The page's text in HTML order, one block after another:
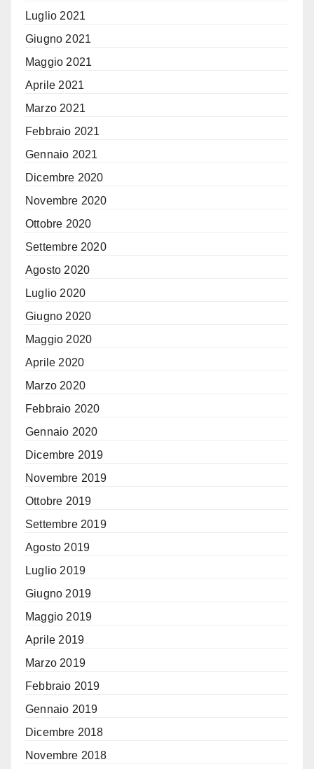
Luglio 2021
Giugno 2021
Maggio 2021
Aprile 2021
Marzo 2021
Febbraio 2021
Gennaio 2021
Dicembre 2020
Novembre 2020
Ottobre 2020
Settembre 2020
Agosto 2020
Luglio 2020
Giugno 2020
Maggio 2020
Aprile 2020
Marzo 2020
Febbraio 2020
Gennaio 2020
Dicembre 2019
Novembre 2019
Ottobre 2019
Settembre 2019
Agosto 2019
Luglio 2019
Giugno 2019
Maggio 2019
Aprile 2019
Marzo 2019
Febbraio 2019
Gennaio 2019
Dicembre 2018
Novembre 2018